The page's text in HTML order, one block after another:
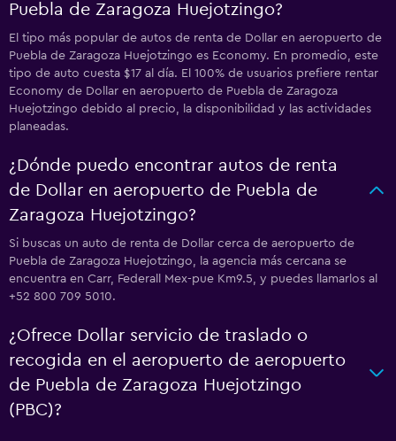
Puebla de Zaragoza Huejotzingo?
El tipo más popular de autos de renta de Dollar en aeropuerto de
Puebla de Zaragoza Huejotzingo es Economy. En promedio, este
tipo de auto cuesta $17 al día. El 100% de usuarios prefiere rentar
Economy de Dollar en aeropuerto de Puebla de Zaragoza
Huejotzingo debido al precio, la disponibilidad y las actividades
planeadas.
¿Dónde puedo encontrar autos de renta
de Dollar en aeropuerto de Puebla de
Zaragoza Huejotzingo?
Si buscas un auto de renta de Dollar cerca de aeropuerto de
Puebla de Zaragoza Huejotzingo, la agencia más cercana se
encuentra en Carr, Federall Mex-pue Km9.5, y puedes llamarlos al
+52 800 709 5010.
¿Ofrece Dollar servicio de traslado o
recogida en el aeropuerto de aeropuerto
de Puebla de Zaragoza Huejotzingo
(PBC)?